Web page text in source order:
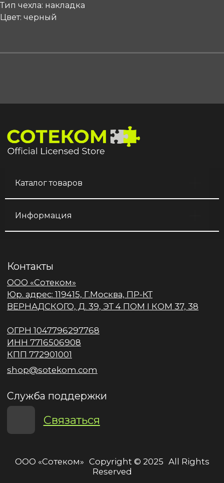
Тип чехла: накладка
Цвет: черный
Каталог товаров
Информация